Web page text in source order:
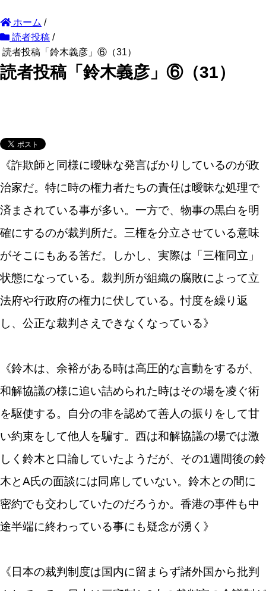
ホーム /
読者投稿 /
読者投稿「鈴木義彦」⑥（31）
読者投稿「鈴木義彦」⑥（31）
《詐欺師と同様に曖昧な発言ばかりしているのが政
治家だ。特に時の権力者たちの責任は曖昧な処理で
済まされている事が多い。一方で、物事の黒白を明
確にするのが裁判所だ。三権を分立させている意味
がそこにもある筈だ。しかし、実際は「三権同立」
状態になっている。裁判所が組織の腐敗によって立
法府や行政府の権力に伏している。忖度を繰り返
し、公正な裁判さえできなくなっている》
《鈴木は、余裕がある時は高圧的な言動をするが、
和解協議の様に追い詰められた時はその場を凌ぐ術
を駆使する。自分の非を認めて善人の振りをして甘
い約束をして他人を騙す。西は和解協議の場では激
しく鈴木と口論していたようだが、その1週間後の鈴
木とA氏の面談には同席していない。鈴木との間に
密約でも交わしていたのだろうか。香港の事件も中
途半端に終わっている事にも疑念が湧く》
《日本の裁判制度は国内に留まらず諸外国から批判